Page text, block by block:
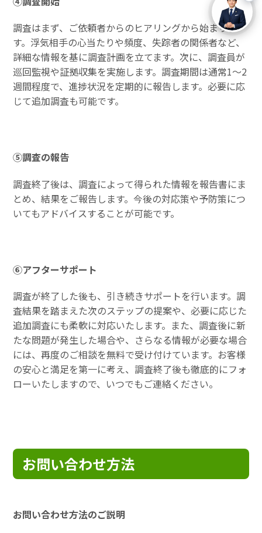
調査はまず、ご依頼者からのヒアリングから始まりま
す。浮気相手の心当たりや頻度、失踪者の関係者など、
詳細な情報を基に調査計画を立てます。次に、調査員が
巡回監視や証拠収集を実施します。調査期間は通常1〜2
週間程度で、進捗状況を定期的に報告します。必要に応
じて追加調査も可能です。
⑤調査の報告
調査終了後は、調査によって得られた情報を報告書にま
とめ、結果をご報告します。今後の対応策や予防策につ
いてもアドバイスすることが可能です。
⑥アフターサポート
調査が終了した後も、引き続きサポートを行います。調
査結果を踏まえた次のステップの提案や、必要に応じた
追加調査にも柔軟に対応いたします。また、調査後に新
たな問題が発生した場合や、さらなる情報が必要な場合
には、再度のご相談を無料で受け付けています。お客様
の安心と満足を第一に考え、調査終了後も徹底的にフォ
ローいたしますので、いつでもご連絡ください。
お問い合わせ方法
お問い合わせ方法のご説明